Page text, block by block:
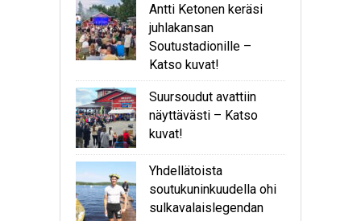
Antti Ketonen keräsi
juhlakansan
Soutustadionille –
Katso kuvat!
Suursoudut avattiin
näyttävästi – Katso
kuvat!
Yhdellätoista
soutukuninkuudella ohi
sulkavalaislegendan